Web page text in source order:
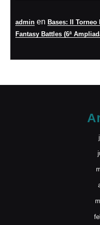
admin en Bases: II
Fantasy Battles (6ª